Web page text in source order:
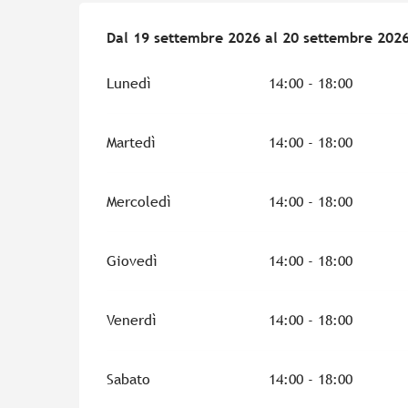
Dal 19 settembre 2026al 20 settembre
Dal 19 settembre 2026al 20 settembre
Lunedì 14:00 - 18:00
Martedì 14:00 - 18:00
Mercoledì 14:00 - 18:00
Giovedì 14:00 - 18:00
Venerdì 14:00 - 18:00
Sabato 14:00 - 18:00